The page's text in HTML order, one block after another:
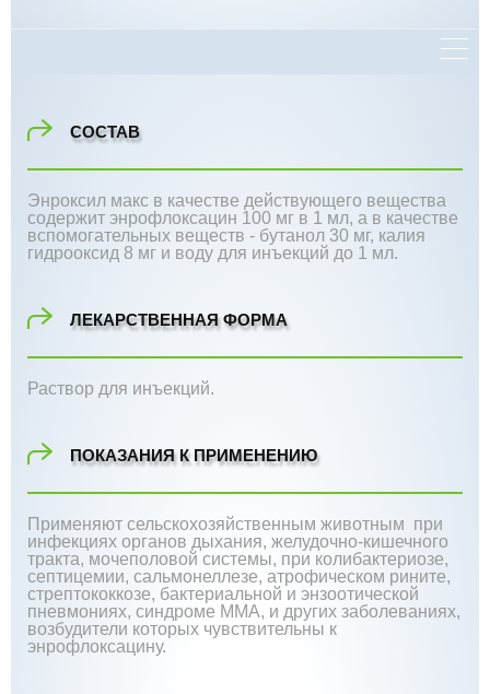
СОСТАВ
Энроксил макс в качестве действующего вещества
содержит энрофлоксацин 100 мг в 1 мл, а в качестве
вспомогательных веществ - бутанол 30 мг, калия
гидрооксид 8 мг и воду для инъекций до 1 мл.
ЛЕКАРСТВЕННАЯ ФОРМА
Раствор для инъекций.
ПОКАЗАНИЯ К ПРИМЕНЕНИЮ
Применяют сельскохозяйственным животным при
инфекциях органов дыхания, желудочно-кишечного
тракта, мочеполовой системы, при колибактериозе,
септицемии, сальмонеллезе, атрофическом рините,
стрептококкозе, бактериальной и энзоотической
пневмониях, синдроме ММА, и других заболеваниях,
возбудители которых чувствительны к
энрофлоксацину.